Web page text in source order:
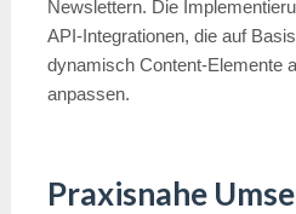
Newslettern. Die
API-Integrationen, die auf
dynamisch Content-Elemente
anpassen.
Praxisnahe